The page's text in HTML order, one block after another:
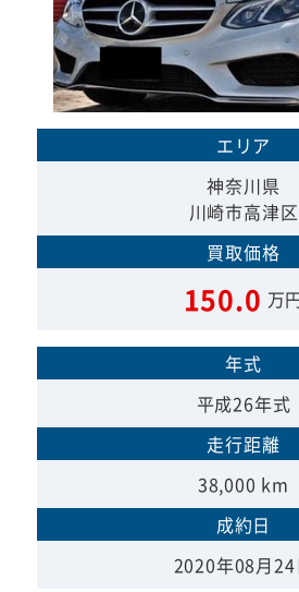
エリア
神奈川県
川崎市高津区
買取価格
150.0 万
年式
平成26年式
走行距離
38,000 km
成約日
2020年08月24